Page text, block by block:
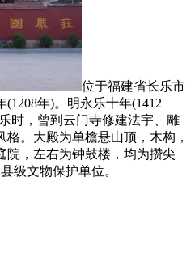
位于福建省长乐市
年)。明永乐十年(1412
时，曾到云门寺修建法宇、雕
。大殿为单檐悬山顶，木构，
院，左右为钟鼓楼，均为攒尖
级文物保护单位。